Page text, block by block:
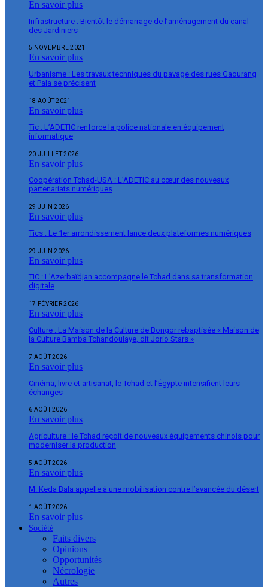
En savoir plus
Infrastructure : Bientôt le démarrage de l’aménagement du canal
des Jardiniers
5 NOVEMBRE 2021
En savoir plus
Urbanisme : Les travaux techniques du pavage des rues Gaourang
et Pala se précisent
18 AOÛT 2021
En savoir plus
Tic : L’ADETIC renforce la police nationale en équipement
informatique
20 JUILLET 2026
En savoir plus
Coopération Tchad-USA : L’ADETIC au cœur des nouveaux
partenariats numériques
29 JUIN 2026
En savoir plus
Tics : Le 1er arrondissement lance deux plateformes numériques
29 JUIN 2026
En savoir plus
TIC : L’Azerbaïdjan accompagne le Tchad dans sa transformation
digitale
17 FÉVRIER 2026
En savoir plus
Culture : La Maison de la Culture de Bongor rebaptisée « Maison de
la Culture Bamba Tchandoulaye, dit Jorio Stars »
7 AOÛT 2026
En savoir plus
Cinéma, livre et artisanat, le Tchad et l’Égypte intensifient leurs
échanges
6 AOÛT 2026
En savoir plus
Agriculture : le Tchad reçoit de nouveaux équipements chinois pour
moderniser la production
5 AOÛT 2026
En savoir plus
M. Keda Bala appelle à une mobilisation contre l’avancée du désert
1 AOÛT 2026
En savoir plus
Société
Faits divers
Opinions
Opportunités
Nécrologie
Autres